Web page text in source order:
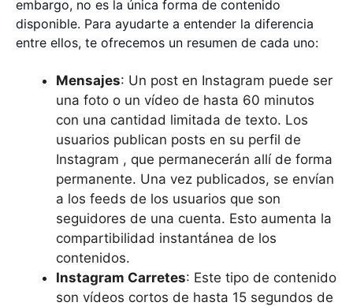
embargo, no es la única forma de contenido
disponible. Para ayudarte a entender la diferencia
entre ellos, te ofrecemos un resumen de cada uno:
Mensajes: Un post en Instagram puede ser
una foto o un vídeo de hasta 60 minutos
con una cantidad limitada de texto. Los
usuarios publican posts en su perfil de
Instagram , que permanecerán allí de forma
permanente. Una vez publicados, se envían
a los feeds de los usuarios que son
seguidores de una cuenta. Esto aumenta la
compartibilidad instantánea de los
contenidos.
Instagram Carretes: Este tipo de contenido
son vídeos cortos de hasta 15 segundos de